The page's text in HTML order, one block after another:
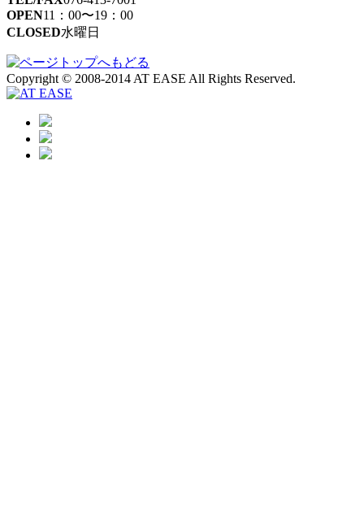
OPEN11：00〜19：00
CLOSED水曜日
Copyright © 2008-2014 AT EASE All Rights Reserved.